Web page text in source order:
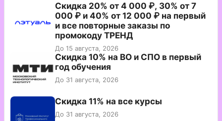
Скидка 20% от 4 000 ₽, 30% от 7
000 ₽ и 40% от 12 000 ₽ на первый
и все повторные заказы по
промокоду ТРЕНД
До 15 августа, 2026
Скидка 10% на ВО и СПО в первый
год обучения
До 31 августа, 2026
Скидка 11% на все курсы
До 31 августа, 2026